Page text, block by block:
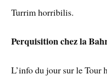
Turrim horribilis.
Perquisition chez la
L’info du jour sur le Tour